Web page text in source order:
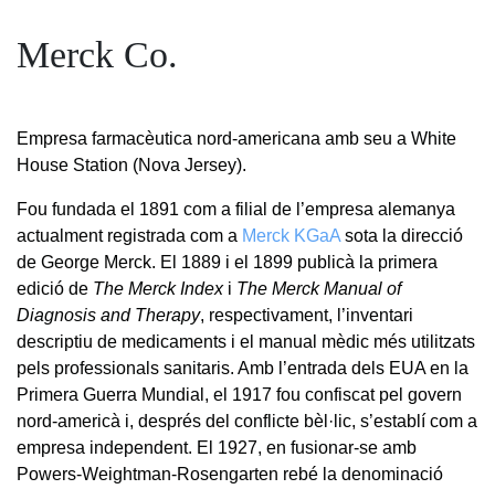
Merck Co.
Empresa farmacèutica nord-americana amb seu a White
House Station (Nova Jersey).
Fou fundada el 1891 com a filial de l’empresa alemanya
actualment registrada com a Merck KGaA sota la direcció
de George Merck. El 1889 i el 1899 publicà la primera
edició de The Merck Indexi The Merck Manual of
Diagnosis and Therapy, respectivament, l’inventari
descriptiu de medicaments i el manual mèdic més utilitzats
pels professionals sanitaris. Amb l’entrada dels EUA en la
Primera Guerra Mundial, el 1917 fou confiscat pel govern
nord-americà i, després del conflicte bèl·lic, s’establí com a
empresa independent. El 1927, en fusionar-se amb
Powers-Weightman-Rosengarten rebé la denominació